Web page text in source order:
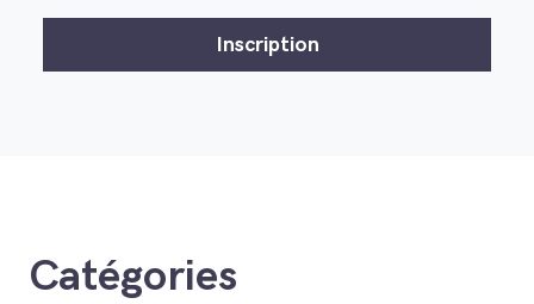
Catégories